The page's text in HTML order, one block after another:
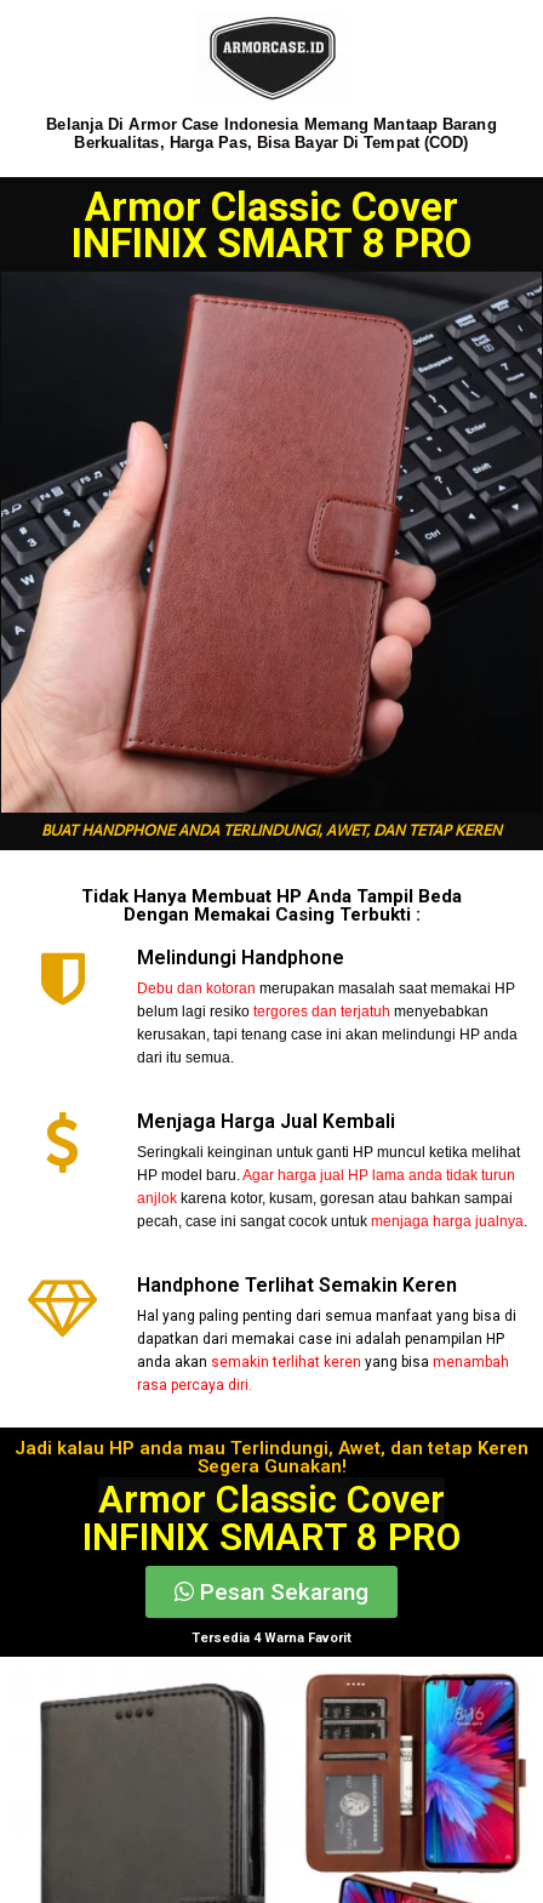
Belanja Di Armor Case Indonesia Memang Mantaap Barang
Berkualitas, Harga Pas, Bisa Bayar Di Tempat (COD)
Armor Classic Cover
INFINIX SMART 8 PRO
BUAT HANDPHONE ANDA TERLINDUNGI, AWET, DAN TETAP KEREN
Tidak Hanya Membuat HP Anda Tampil Beda
Dengan Memakai Casing Terbukti :
Melindungi Handphone
Debu dan kotoran merupakan masalah saat memakai HP
belum lagi resiko tergores dan terjatuh menyebabkan
kerusakan, tapi tenang case ini akan melindungi HP anda
dari itu semua.
Menjaga Harga Jual Kembali
Seringkali keinginan untuk ganti HP muncul ketika melihat
HP model baru.Agar harga jual HP lama anda tidak turun
anjlok karena kotor, kusam, goresan atau bahkan sampai
pecah, case ini sangat cocok untukmenjaga harga jualnya.
Handphone Terlihat Semakin Keren
Hal yang paling penting dari semua manfaat yang bisa di
dapatkan dari memakai case ini adalah penampilan HP
anda akan semakin terlihat keren yang bisamenambah
rasa percaya diri.
Jadi kalau HP anda mau Terlindungi, Awet, dan tetap Keren
Segera Gunakan!
Armor Classic Cover
INFINIX SMART 8 PRO
Pesan Sekarang
Tersedia 4 Warna Favorit